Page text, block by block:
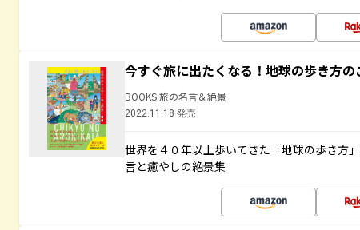
今すぐ旅に出たくなる！地球の歩き方の
BOOKS 旅の名言＆絶景
2022.11.18 発売
世界を４０年以上歩いてきた「地球の歩き方
言と癒やしの絶景集